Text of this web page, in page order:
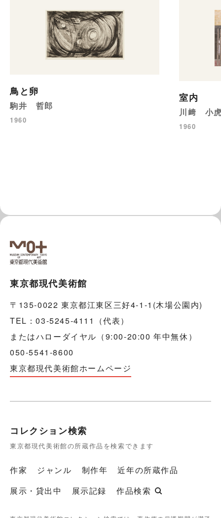
鳥と卵
駒井 哲郎
1960
室内
川﨑 小
1960
東京都現代美術館
〒135-0022 東京都江東区三好4-1-1(木場公園内)
TEL：03-5245-4111（代表）
またはハローダイヤル（9:00-20:00 年中無休）
050-5541-8600
東京都現代美術館ホームページ
コレクション検索
東京都現代美術館の所蔵作品を検索できます
作家 ジャンル 制作年
近年の所蔵作品
展示・貸出中
展示記録 作品検索